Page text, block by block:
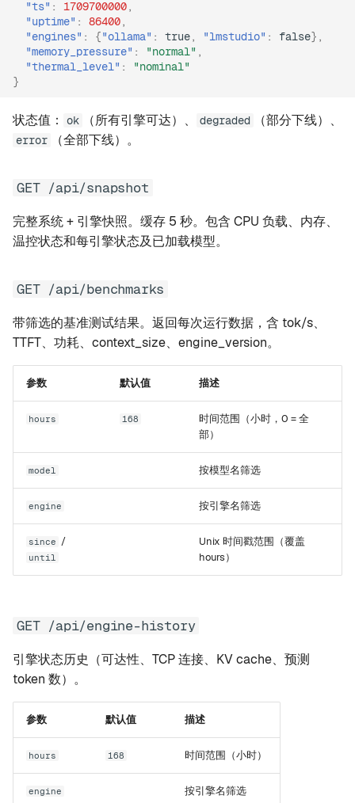
"ts" : 1709700000 ,
"uptime" : 86400 ,
"engines" : {"ollama" : true , "lmstudio" : false},
"memory_pressure" : "normal" ,
"thermal_level" :
"nominal"
}
状态值： ok （所有引擎可达）、 degraded （部分下线）、
error （全部下线）。
GET /api/snapshot
完整系统 + 引擎快照。缓存 5 秒。包含 CPU 负载、内存、
温控状态和每引擎状态及已加载模型。
GET /api/benchmarks
带筛选的基准测试结果。返回每次运行数据，含 tok/s、
TTFT、功耗、context_size、engine_version。
参数 默认值 描述
hours 168
时间范围（小时，0 = 全
部）
model 按模型名筛选
engine 按引擎名筛选
since /
until
Unix 时间戳范围（覆盖
hours）
GET /api/engine-history
引擎状态历史（可达性、TCP 连接、KV cache、预测
token 数）。
参数 默认值 描述
hours 168 时间范围（小时）
engine 按引擎名筛选